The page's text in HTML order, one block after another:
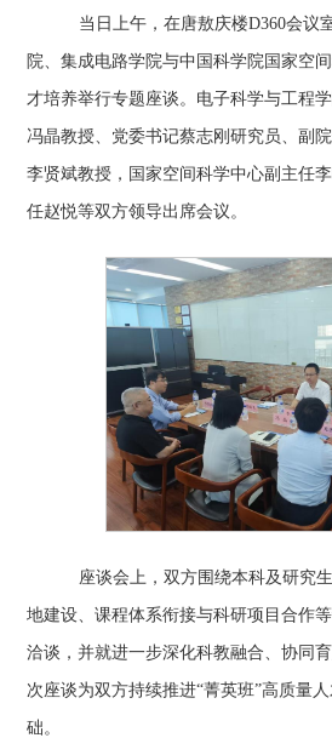
当日上午，在唐敖庆楼D360会议
院、集成电路学院与中国科学院国家空
才培养举行专题座谈。电子科学与工程
冯晶教授、党委书记蔡志刚研究员、副
李贤斌教授，国家空间科学中心副主任
任赵悦等双方领导出席会议。
座谈会上，双方围绕本科及研究
地建设、课程体系衔接与科研项目合作
洽谈，并就进一步深化科教融合、协同
次座谈为双方持续推进“菁英班”高质量
础。